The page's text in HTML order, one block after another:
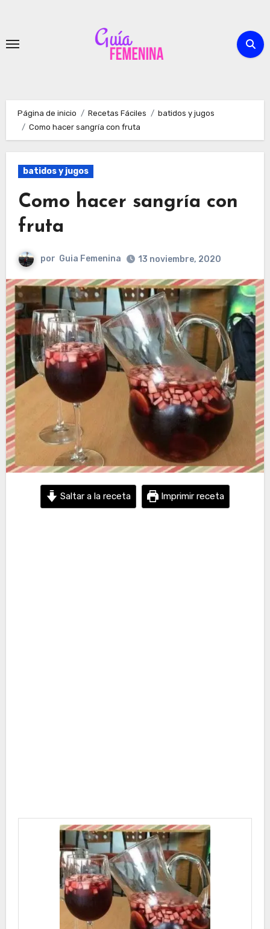
contenido
Página de inicio Recetas Fáciles
batidos y jugos
Como hacer sangría con fruta
batidos y jugos
Como hacer sangría con
fruta
por Guia Femenina 13 noviembre, 2020
Saltar a la receta Imprimir receta